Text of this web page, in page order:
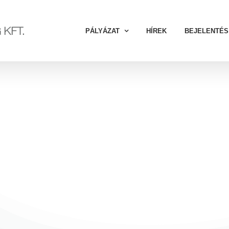
PÁLYÁZAT HÍREK BEJELENTÉS